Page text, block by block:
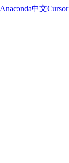
Anaconda中文